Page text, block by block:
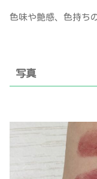
色味や艶感、色持ち
写真